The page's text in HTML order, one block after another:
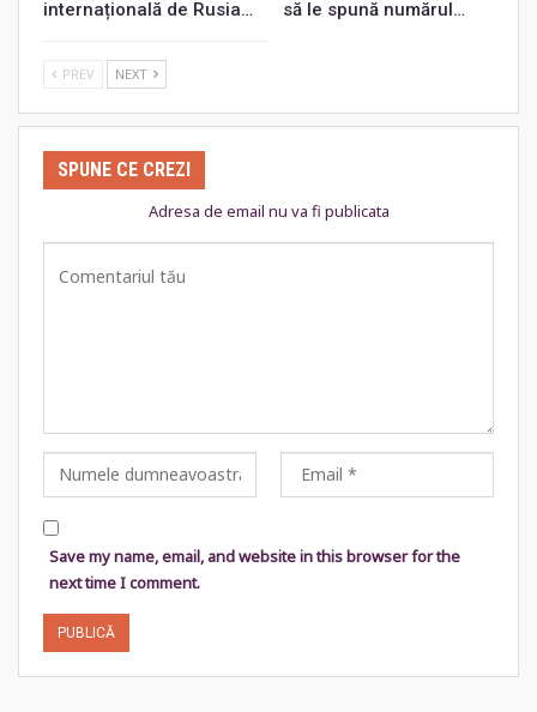
internațională de Rusia…
să le spună numărul…
PREV NEXT
SPUNE CE CREZI
Adresa de email nu va fi publicata
Save my name, email, and website in this browser for the
next time I comment.